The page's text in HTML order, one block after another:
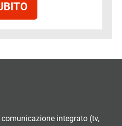
integrato (tv,